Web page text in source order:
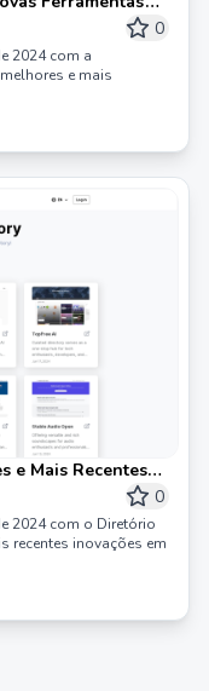
0
2024 com a
e mais
e Mais Recentes
0
2024 com o Diretório
recentes inovações em